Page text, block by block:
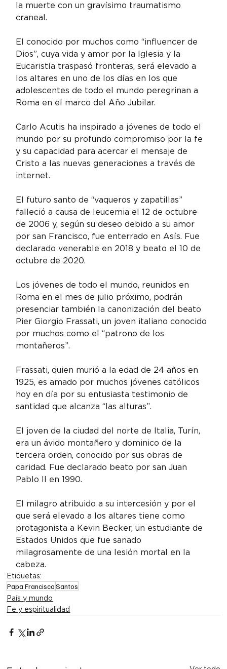
la muerte con un gravísimo traumatismo
craneal.
El conocido por muchos como “influencer de
Dios”, cuya vida y amor por la Iglesia y la
Eucaristía traspasó fronteras, será elevado a
los altares en uno de los días en los que
adolescentes de todo el mundo peregrinan a
Roma en el marco del Año Jubilar.
Carlo Acutis ha inspirado a jóvenes de todo el
mundo por su profundo compromiso por la fe
y su capacidad para acercar el mensaje de
Cristo a las nuevas generaciones a través de
internet.
El futuro santo de “vaqueros y zapatillas”
falleció a causa de leucemia el 12 de octubre
de 2006 y, según su deseo debido a su amor
por san Francisco, fue enterrado en Asís. Fue
declarado venerable en 2018 y beato el 10 de
octubre de 2020.
Los jóvenes de todo el mundo, reunidos en
Roma en el mes de julio próximo, podrán
presenciar también la canonización del beato
Pier Giorgio Frassati, un joven italiano conocido
por muchos como el “patrono de los
montañeros”.
Frassati, quien murió a la edad de 24 años en
1925, es amado por muchos jóvenes católicos
hoy en día por su entusiasta testimonio de
santidad que alcanza “las alturas”.
El joven de la ciudad del norte de Italia, Turín,
era un ávido montañero y dominico de la
tercera orden, conocido por sus obras de
caridad. Fue declarado beato por san Juan
Pablo II en 1990.
El milagro atribuido a su intercesión y por el
que será elevado a los altares tiene como
protagonista a Kevin Becker, un estudiante de
Estados Unidos que fue sanado
milagrosamente de una lesión mortal en la
cabeza.
Etiquetas:
Papa Francisco Santos
País y mundo
Fe y espiritualidad